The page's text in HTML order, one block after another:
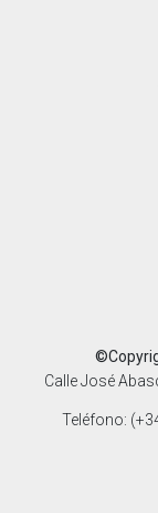
Calle José
Teléfono: